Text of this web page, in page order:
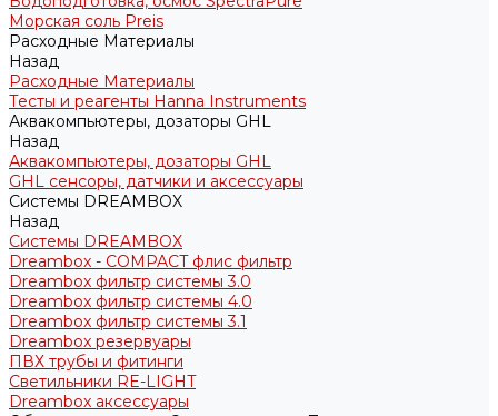
Морская соль Preis
Расходные Материалы
Назад
Расходные Материалы
Тесты и реагенты Hanna Instruments
Аквакомпьютеры, дозаторы GHL
Назад
Аквакомпьютеры, дозаторы GHL
GHL сенсоры, датчики и аксессуары
Системы DREAMBOX
Назад
Системы DREAMBOX
Dreambox - COMPACT флис фильтр
Dreambox фильтр системы 3.0
Dreambox фильтр системы 4.0
Dreambox фильтр системы 3.1
Dreambox резервуары
ПВХ трубы и фитинги
Светильники RE-LIGHT
Dreambox аксессуары